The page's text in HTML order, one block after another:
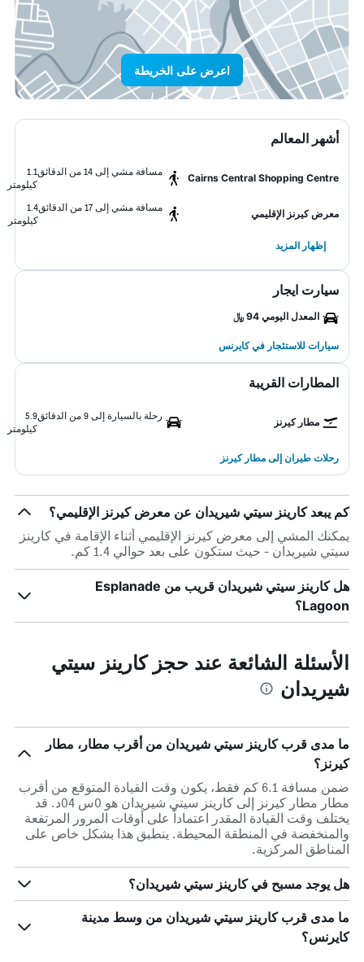
اعرض على الخريطة
أشهر المعالم
Cairns Central Shopping Centre
مسافة مشي إلى 14 من الدقائق
1.1
كيلومتر
معرض كيرنز الإقليمي
مسافة مشي إلى 17 من الدقائق
1.4
كيلومتر
إظهار المزيد
سيارت ايجار
المعدل اليومي 94 ﷼
سيارات للاستئجار في كايرنس
المطارات القريبة
مطار كيرنز
رحلة بالسيارة إلى 9 من الدقائق
5.9
كيلومتر
رحلات طيران إلى مطار كيرنز
كم يبعد كارينز سيتي شيريدان عن معرض كيرنز الإقليمي؟
يمكنك المشي إلى معرض كيرنز الإقليمي أثناء الإقامة في كارينز
سيتي شيريدان - حيث ستكون على بعد حوالي 1.4 كم.
هل كارينز سيتي شيريدان قريب من Esplanade
Lagoon؟
الأسئلة الشائعة عند حجز كارينز سيتي
شيريدان
ما مدى قرب كارينز سيتي شيريدان من أقرب مطار، مطار
كيرنز؟
ضمن مسافة 6.1 كم فقط، يكون وقت القيادة المتوقع من أقرب
مطار مطار كيرنز إلى كارينز سيتي شيريدان هو 0س 04د. قد
يختلف وقت القيادة المقدر اعتماداً على أوقات المرور المرتفعة
والمنخفضة في المنطقة المحيطة. ينطبق هذا بشكل خاص على
المناطق المركزية.
هل يوجد مسبح في كارينز سيتي شيريدان؟
ما مدى قرب كارينز سيتي شيريدان من وسط مدينة
كايرنس؟